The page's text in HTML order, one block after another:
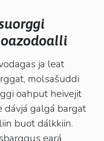
ja leat
molsašuddi
oahput heivejit
galgá bargat
buot dálkkiin.